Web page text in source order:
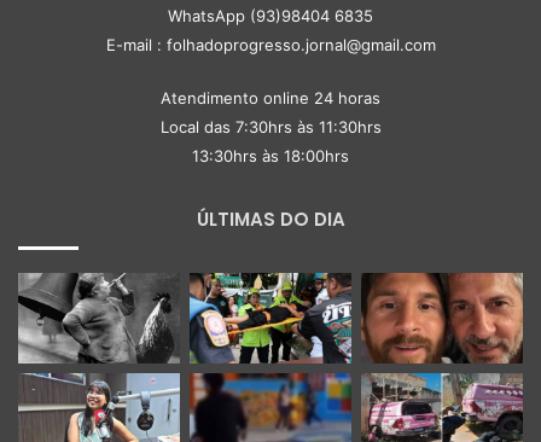
WhatsApp (93)98404 6835
E-mail : folhadoprogresso.jornal@gmail.com
Atendimento online 24 horas
Local das 7:30hrs às 11:30hrs
13:30hrs às 18:00hrs
ÚLTIMAS DO DIA